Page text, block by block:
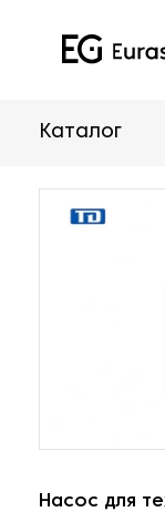
Каталог
Насос для